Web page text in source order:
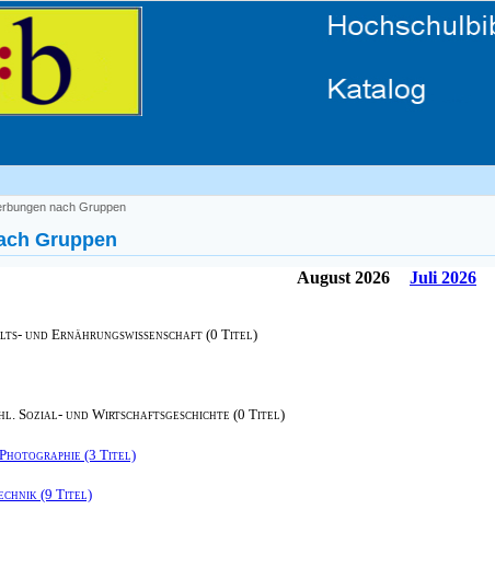
nach Gruppen
Gruppen
August 2026 Juli 2026
und Ernährungswissenschaft (0 Titel)
Sozial- und Wirtschaftsgeschichte (0 Titel)
(3 Titel)
(9 Titel)